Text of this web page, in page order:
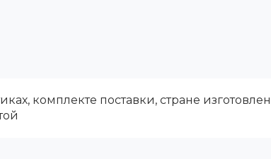
комплекте поставки, стране